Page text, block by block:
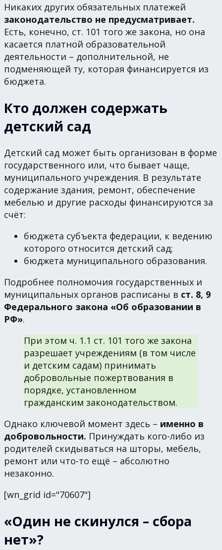
Никаких других обязательных платежей
законодательство не предусматривает.
Есть, конечно, ст. 101 того же закона, но она
касается платной образовательной
деятельности – дополнительной, не
подменяющей ту, которая финансируется из
бюджета.
Кто должен содержать
детский сад
Детский сад может быть организован в форме
государственного или, что бывает чаще,
муниципального учреждения. В результате
содержание здания, ремонт, обеспечение
мебелью и другие расходы финансируются за
счёт:
бюджета субъекта федерации, к ведению
которого относится детский сад;
бюджета муниципального образования.
Подробнее полномочия государственных и
муниципальных органов расписаны в ст. 8, 9
Федерального закона «Об образовании в
РФ».
При этом ч. 1.1 ст. 101 того же закона
разрешает учреждениям (в том числе
и детским садам) принимать
добровольные пожертвования в
порядке, установленном
гражданским законодательством.
Однако ключевой момент здесь – именно в
добровольности. Принуждать кого-либо из
родителей скидываться на шторы, мебель,
ремонт или что-то ещё – абсолютно
незаконно.
[wn_grid id="70607"]
«Один не скинулся – сбора
нет»?